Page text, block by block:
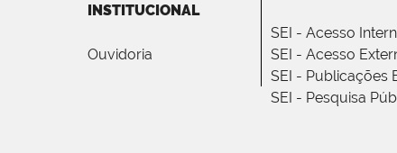
INSTITUCIONAL
Ouvidoria
SEI - Acesso
SEI - Acesso
SEI - Publicações
SEI - Pesquisa